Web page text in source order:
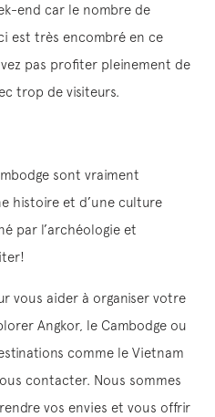
end car le nombre de
est très encombré en ce
pas profiter pleinement de
trop de visiteurs.
sont vraiment
histoire et d’une culture
par l’archéologie et
vous aider à organiser votre
Angkor, le Cambodge ou
comme le Vietnam
contacter. Nous sommes
vos envies et vous offrir